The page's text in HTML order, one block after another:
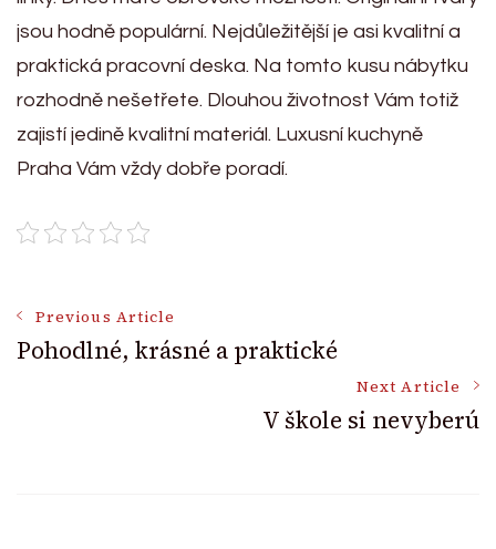
jsou hodně populární. Nejdůležitější je asi kvalitní a
praktická pracovní deska. Na tomto kusu nábytku
rozhodně nešetřete. Dlouhou životnost Vám totiž
zajistí jedině kvalitní materiál. Luxusní kuchyně
Praha Vám vždy dobře poradí.
Post
Previous Article
Pohodlné, krásné a praktické
Next Article
V škole si nevyberú